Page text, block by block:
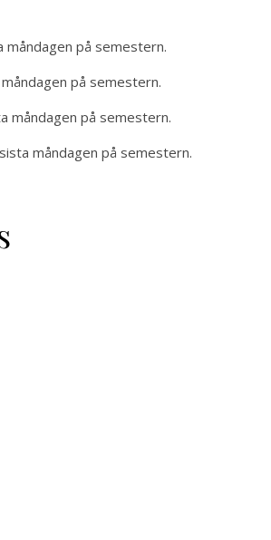
måndagen på semestern.
på semestern.
måndagen på semestern.
måndagen på semestern.